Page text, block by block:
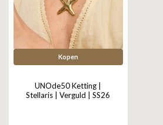
Kopen
UNOde50 Ketting |
Stellaris | Verguld | SS26